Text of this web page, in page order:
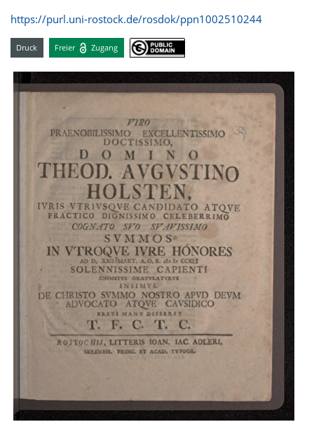
https://purl.uni-rostock.de/rosdok/ppn1002510244
Druck Freier Zugang